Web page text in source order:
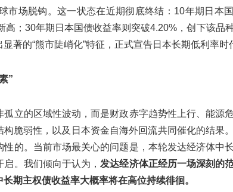
市场脱钩。这一状态在近期彻底终结：10年期日本
高；30年期日本国债收益率则突破4.20%，创下该品
著的“熊市陡峭化”特征，正式宣告日本长期低利率时
”
立的区域性波动，而是财政赤字趋势性上行、能源
构脆弱性，以及日本资金自海外回流共同催化的结果
的。当前市场最关心的问题是，本轮发达经济体中
启。我们倾向于认为，发达经济体正经历一场深刻的
期主权债收益率大概率将在高位持续徘徊。